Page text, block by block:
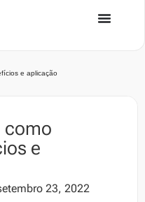
e aplicação
como
e
23, 2022